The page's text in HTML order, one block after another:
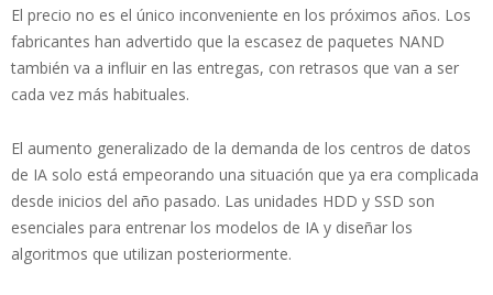
El precio no es el único inconveniente en los próximos años. Los
fabricantes han advertido que la escasez de paquetes NAND
también va a influir en las entregas, con retrasos que van a ser
cada vez más habituales.
El aumento generalizado de la demanda de los centros de datos
de IA solo está empeorando una situación que ya era complicada
desde inicios del año pasado. Las unidades HDD y SSD son
esenciales para entrenar los modelos de IA y diseñar los
algoritmos que utilizan posteriormente.